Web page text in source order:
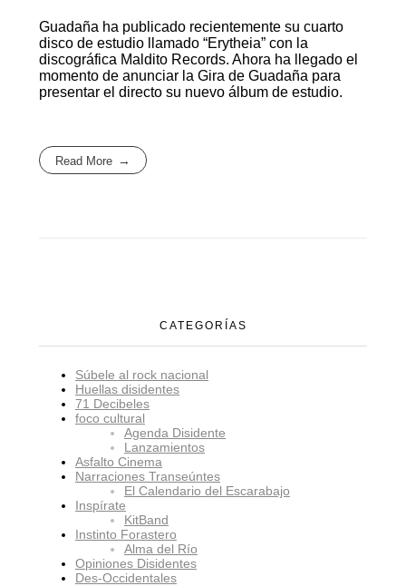
Guadaña ha publicado recientemente su cuarto
disco de estudio llamado “Erytheia” con la
discográfica Maldito Records. Ahora ha llegado el
momento de anunciar la Gira de Guadaña para
presentar el directo su nuevo álbum de estudio.
Read More
CATEGORÍAS
Súbele al rock nacional
Huellas disidentes
71 Decibeles
foco cultural
Agenda Disidente
Lanzamientos
Asfalto Cinema
Narraciones Transeúntes
El Calendario del Escarabajo
Inspírate
KitBand
Instinto Forastero
Alma del Río
Opiniones Disidentes
Des-Occidentales